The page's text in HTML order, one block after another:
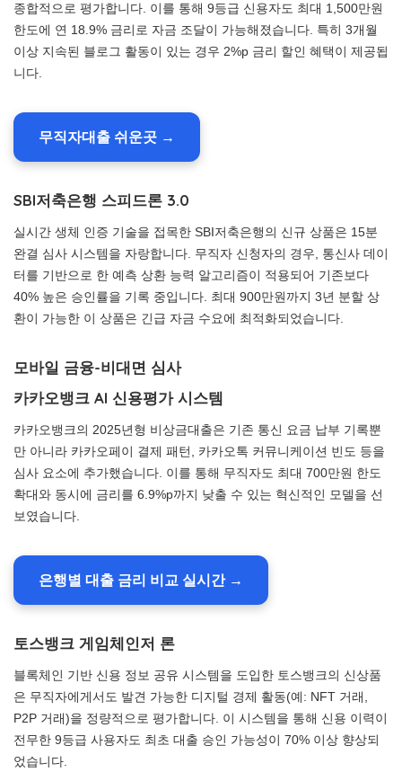
종합적으로 평가합니다. 이를 통해 9등급 신용자도 최대 1,500만원
한도에 연 18.9% 금리로 자금 조달이 가능해졌습니다. 특히 3개월
이상 지속된 블로그 활동이 있는 경우 2%p 금리 할인 혜택이 제공됩
니다.
무직자대출 쉬운곳 →
SBI저축은행 스피드론 3.0
실시간 생체 인증 기술을 접목한 SBI저축은행의 신규 상품은 15분
완결 심사 시스템을 자랑합니다. 무직자 신청자의 경우, 통신사 데이
터를 기반으로 한 예측 상환 능력 알고리즘이 적용되어 기존보다
40% 높은 승인률을 기록 중입니다. 최대 900만원까지 3년 분할 상
환이 가능한 이 상품은 긴급 자금 수요에 최적화되었습니다.
모바일 금융-비대면 심사
카카오뱅크 AI 신용평가 시스템
카카오뱅크의 2025년형 비상금대출은 기존 통신 요금 납부 기록뿐
만 아니라 카카오페이 결제 패턴, 카카오톡 커뮤니케이션 빈도 등을
심사 요소에 추가했습니다. 이를 통해 무직자도 최대 700만원 한도
확대와 동시에 금리를 6.9%p까지 낮출 수 있는 혁신적인 모델을 선
보였습니다.
은행별 대출 금리 비교 실시간 →
토스뱅크 게임체인저 론
블록체인 기반 신용 정보 공유 시스템을 도입한 토스뱅크의 신상품
은 무직자에게서도 발견 가능한 디지털 경제 활동(예: NFT 거래,
P2P 거래)을 정량적으로 평가합니다. 이 시스템을 통해 신용 이력이
전무한 9등급 사용자도 최초 대출 승인 가능성이 70% 이상 향상되
었습니다.